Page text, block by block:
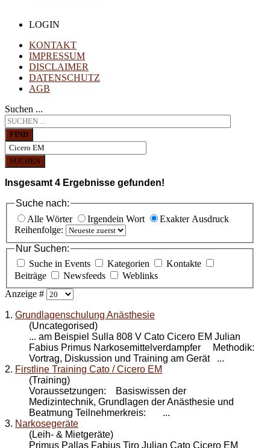
LOGIN
KONTAKT
IMPRESSUM
DISCLAIMER
DATENSCHUTZ
AGB
Suchen ...
FIND
SUCHEN
Insgesamt 4 Ergebnisse gefunden!
Suche nach:
Alle Wörter
Irgendein Wort
Exakter Ausdruck
Reihenfolge:
Nur Suchen:
Suche in Events
Kategorien
Kontakte
Beiträge
Newsfeeds
Weblinks
Anzeige #
1. Grundlagenschulung Anästhesie
(Uncategorised)
... am Beispiel Sulla 808 V Cato Cicero EM Julian
Fabius Primus Narkosemittelverdampfer Methodik:
Vortrag, Diskussion und Training am Gerät ...
2. Firstline Training Cato / Cicero EM
(Training)
Voraussetzungen: Basiswissen der
Medizintechnik, Grundlagen der Anästhesie und
Beatmung Teilnehmerkreis: ...
3. Narkosegeräte
(Leih- & Mietgeräte)
Primus Pallas Fabius Tiro Julian Cato Cicero EM